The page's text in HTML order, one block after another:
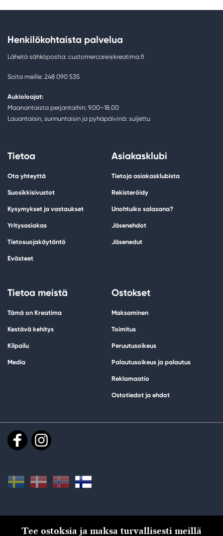
Henkilökohtaista palvelua
Lähetä sähköpostia: customercare@kreatima.fi
Soita meille: 248 090 535
Aukioloajat:
Maanantaista perjantaihin: 9.00–18.00
Lauantaisin, sunnuntaisin ja pyhäpäivinä: suljettu
Tietoa
Ota yhteyttä
Suosikkisivustot
Kysymykset ja vastaukset
Yritysasiakas
Tietosuojakäytäntö
Evästeet
Asiakasklubi
Tietoja asiakasklubista
Rekisteröidy
Unohtuiko salasana?
Jäsenehdot
Jäsenedut
Tietoa meistä
Tämä on Kreatima
Kestävä kehitys
Kilpailu
Media
Ostokset
Maksaminen
Toimitus
Peruutusoikeus
Palautusoikeus ja palautus
Reklamaatio
Ostotiedot ja ehdot
Tee ostoksia ja maksa turvallisesti meillä